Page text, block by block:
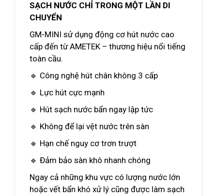
SẠCH NƯỚC CHỈ TRONG MỘT LẦN DI
CHUYỂN
GM-MINI sử dụng động cơ hút nước cao
cấp đến từ AMETEK – thương hiệu nổi tiếng
toàn cầu.
🔹 Công nghệ hút chân không 3 cấp
🔹 Lực hút cực mạnh
🔹 Hút sạch nước bẩn ngay lập tức
🔹 Không để lại vệt nước trên sàn
🔹 Hạn chế nguy cơ trơn trượt
🔹 Đảm bảo sàn khô nhanh chóng
Ngay cả những khu vực có lượng nước lớn
hoặc vết bẩn khó xử lý cũng được làm sạch